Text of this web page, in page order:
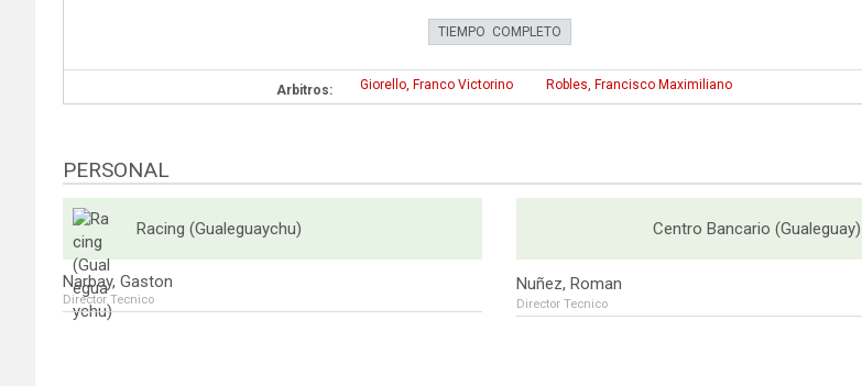
TIEMPO COMPLETO
Arbitros: Giorello, Franco Victorino Robles, Francisco Maximiliano
PERSONAL
Racing (Gualeguaychu)
Narbay, Gaston
Director Tecnico
Centro Bancario (Gualeguay)
Nuñez, Roman
Director Tecnico